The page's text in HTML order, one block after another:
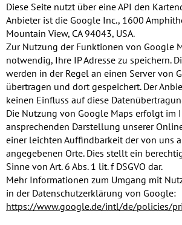
Diese Seite nutzt über eine API den
Anbieter ist die Google Inc., 1600
Mountain View, CA 94043, USA.
Zur Nutzung der Funktionen von Google
notwendig, Ihre IP Adresse zu speichern.
werden in der Regel an einen Server von
übertragen und dort gespeichert. Der
keinen Einfluss auf diese
Die Nutzung von Google Maps erfolgt im
ansprechenden Darstellung unserer
einer leichten Auffindbarkeit der von uns
angegebenen Orte. Dies stellt ein
Sinne von Art. 6 Abs. 1 lit. f DSGVO dar.
Mehr Informationen zum Umgang mit
in der Datenschutzerklärung von Google:
https://www.google.de/intl/de/policies/